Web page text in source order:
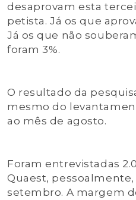
desaprovam esta
petista. Já os que
Já os que não
foram 3%.
O resultado da
mesmo do
ao mês de agosto.
Foram entrevistadas
Quaest, pessoalmente,
setembro. A margem